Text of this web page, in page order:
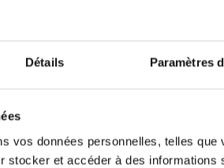
Détails Paramètres
vos données personnelles, telles que
et accéder à des informations
« Souvent, les patients
sûr, le prendre en charge,
dans la douleur sont
de candidats formés à la
Labrèze. Enfin, le
de la douleur en
s’impliquer. »